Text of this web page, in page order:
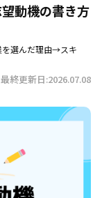
動機の書き方
を選んだ理由→スキ
最終更新日:2026.07.08